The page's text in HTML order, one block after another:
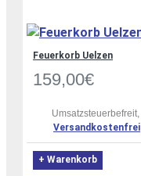
Feuerkorb Uelzen
159,00€
Umsatzsteuerbefreit,
Versandkostenfrei
+ Warenkorb